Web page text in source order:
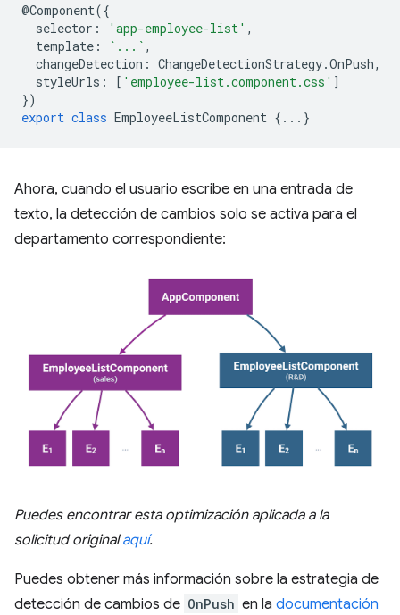
@Component({
selector : 'app-employee-list' ,
template : `...` ,
changeDetection : ChangeDetectionStrategy.OnPush,
styleUrls : [ 'employee-list.component.css' ]
})
export class EmployeeListComponent {...}
Ahora, cuando el usuario escribe en una entrada de
texto, la detección de cambios solo se activa para el
departamento correspondiente:
Puedes encontrar esta optimización aplicada a la
solicitud originalaquí.
Puedes obtener más información sobre la estrategia de
detección de cambios de OnPush en la documentación